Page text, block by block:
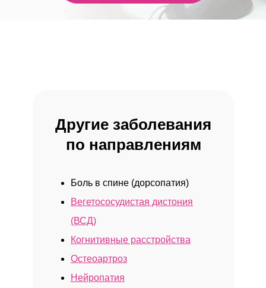
Другие заболевания
по направлениям
Боль в спине (дорсопатия)
Вегетососудистая дистония
(ВСД)
Когнитивные расстройства
Остеоартроз
Нейропатия
Клиника у м. «Юго-Западная»
Клиника у м. «Бауманская»